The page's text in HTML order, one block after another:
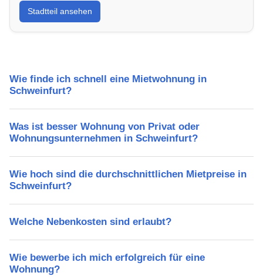
Lebensqualität, Verkehrsanbindung, Schulen,
Freizeitmöglichkeiten und Mietpreise.
Stadtteil ansehen
Wie finde ich schnell eine Mietwohnung in
Schweinfurt?
Was ist besser Wohnung von Privat oder
Wohnungsunternehmen in Schweinfurt?
Wie hoch sind die durchschnittlichen Mietpreise in
Schweinfurt?
Welche Nebenkosten sind erlaubt?
Wie bewerbe ich mich erfolgreich für eine
Wohnung?